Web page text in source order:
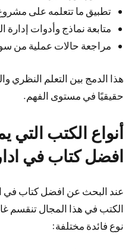
تطبيق ما تتعلمه على
متابعة نماذج وأدوات إدارة
مراجعة حالات عملية من
هذا الدمج بين التعلم النظري
حقيقيًا في مستوى الفهم.
أنواع الكتب التي
افضل كتاب في
عند البحث عن افضل كتاب في
الكتب في هذا المجال تنقسم
نوع فائدة مختلفة: